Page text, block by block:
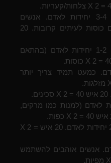
3-4 יחידות לאדם. אנשים
שותים הרבה, ומחליפים כוסות לעיתים קרובות. 20
1-2 יחידות לאדם (בהתאם
כמעט תמיד צריך יותר
לאדם (למנות כמו מרקים,
2 יחידות לאדם. 20 איש X 2 =
לאדם. אנשים אוהבים להשתמש